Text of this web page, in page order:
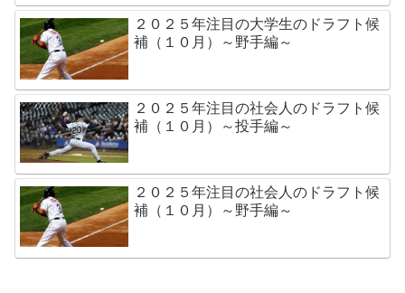
２０２５年注目の大学生のドラフト候
補（１０月）～野手編～
２０２５年注目の社会人のドラフト候
補（１０月）～投手編～
２０２５年注目の社会人のドラフト候
補（１０月）～野手編～